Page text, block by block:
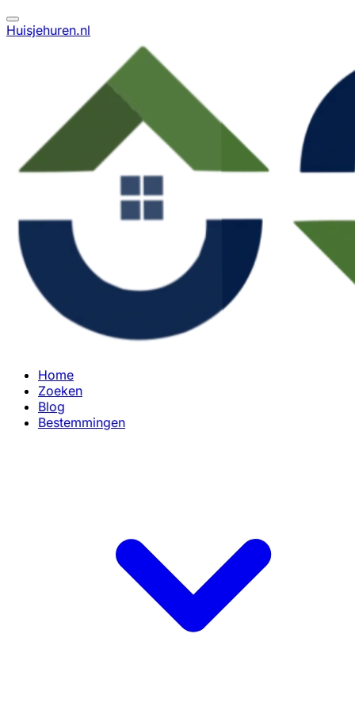
Huisjehuren.nl
Home
Zoeken
Blog
Bestemmingen